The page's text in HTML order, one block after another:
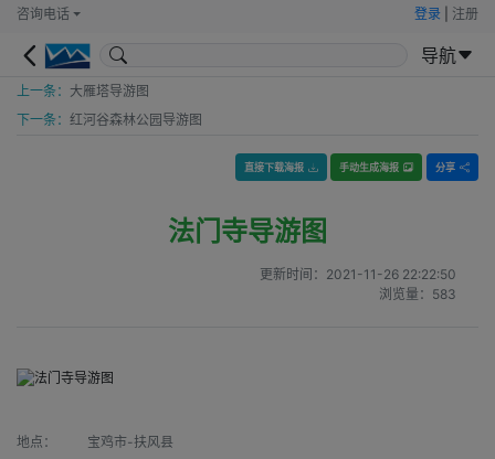
咨询电话 登录 注册
导航
上一条： 大雁塔导游图
下一条： 红河谷森林公园导游图
直接下载海报 手动生成海报 分享
法门寺导游图
更新时间： 2021-11-26 22:22:50
浏览量： 583
地点： 宝鸡市-扶风县